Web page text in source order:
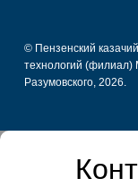
© Пензенский
технологий
Разумовского, 2026.